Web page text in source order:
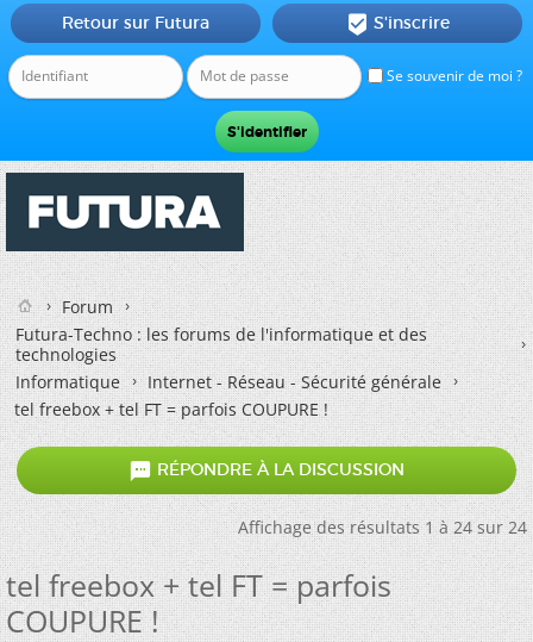
Se souvenir de moi ?
Retour sur Futura  S'inscrire
Forum
Futura-Techno : les forums de l'informatique et des
technologies
Informatique
Internet - Réseau - Sécurité générale
tel freebox + tel FT = parfois COUPURE !
 RÉPONDRE À LA DISCUSSION
Affichage des résultats 1 à 24 sur 24
tel freebox + tel FT = parfois
COUPURE !